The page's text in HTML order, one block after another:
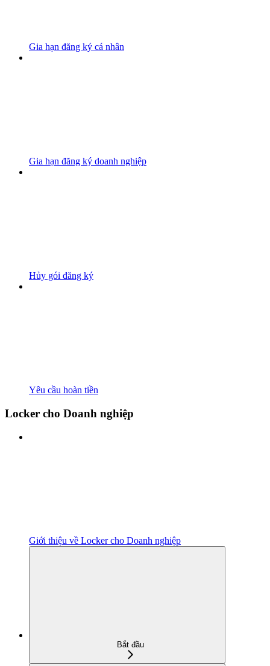
Gia hạn đăng ký cá nhân
Gia hạn đăng ký doanh nghiệp
Hủy gói đăng ký
Yêu cầu hoàn tiền
Locker cho Doanh nghiệp
Giới thiệu về Locker cho Doanh nghiệp
Bắt đầu